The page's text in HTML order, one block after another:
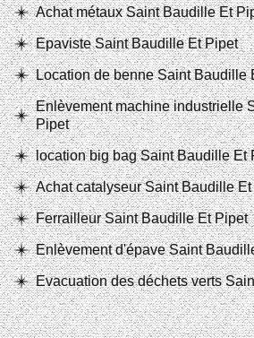
Achat métaux Saint Baudille Et
Epaviste Saint Baudille Et Pipet
Location de benne Saint Baudille
Enlèvement machine industrielle
Pipet
location big bag Saint Baudille Et
Achat catalyseur Saint Baudille
Ferrailleur Saint Baudille Et Pipet
Enlèvement d'épave Saint
Evacuation des déchets verts